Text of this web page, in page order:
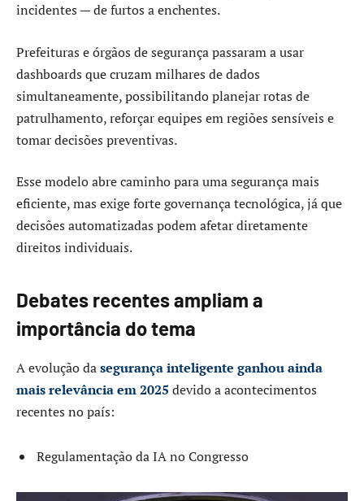
incidentes — de furtos a enchentes.
Prefeituras e órgãos de segurança passaram a usar
dashboards que cruzam milhares de dados
simultaneamente, possibilitando planejar rotas de
patrulhamento, reforçar equipes em regiões sensíveis e
tomar decisões preventivas.
Esse modelo abre caminho para uma segurança mais
eficiente, mas exige forte governança tecnológica, já que
decisões automatizadas podem afetar diretamente
direitos individuais.
Debates recentes ampliam a
importância do tema
A evolução dasegurança inteligente ganhou ainda
mais relevância em 2025 devido a acontecimentos
recentes no país:
Regulamentação da IA no Congresso